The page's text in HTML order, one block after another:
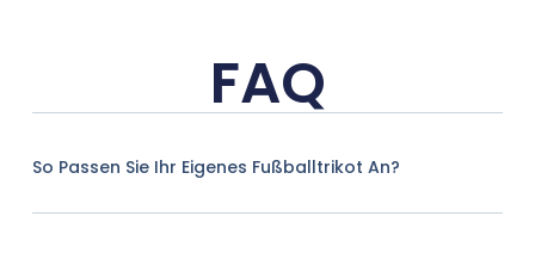
FAQ
So Passen Sie Ihr Eigenes Fußballtrikot An?